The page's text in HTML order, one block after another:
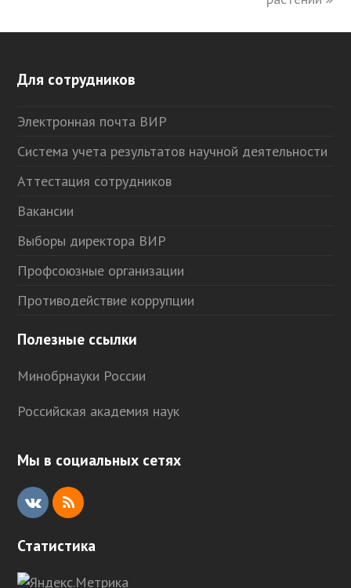
Для сотрудников
Электронная почта ВИР
Система учета результатов научной деятельности
Аттестация сотрудников
Вакансии
Выборы директора ВИР
Профсоюзные организации
Противодействие коррупции
Полезные ссылки
Минобрнауки России
Российская академия наук
Мы в социальных сетях
V
R
Статистика